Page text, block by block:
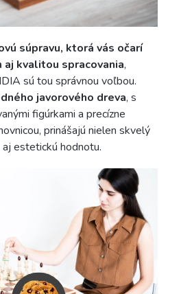
súpravu, ktorá vás očarí
aj kvalitou spracovania,
sú tou správnou voľbou.
javorového dreva, s
figúrkami a precízne
prinášajú nielen skvelý
estetickú hodnotu.